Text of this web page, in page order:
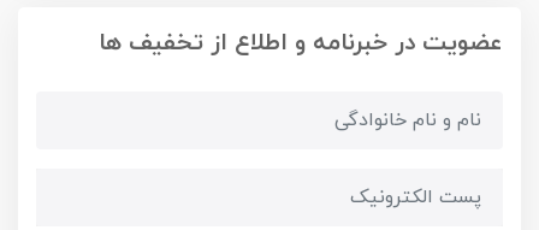
عضویت در خبرنامه و اطلاع از تخفیف ها